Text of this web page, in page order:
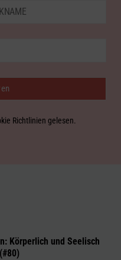
Richtlinien gelesen.
Körperlich und Seelisch